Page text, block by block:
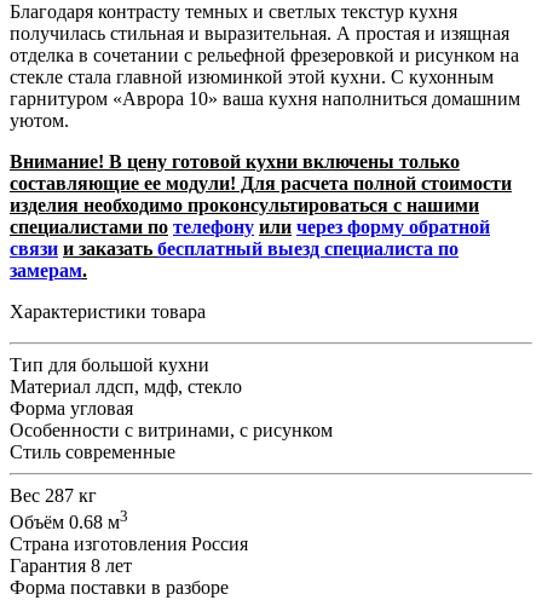
Благодаря контрасту темных и светлых текстур кухня
получилась стильная и выразительная. А простая и изящная
отделка в сочетании с рельефной фрезеровкой и рисунком на
стекле стала главной изюминкой этой кухни. С кухонным
гарнитуром «Аврора 10» ваша кухня наполниться домашним
уютом.
Внимание! В цену готовой кухни включены только
составляющие ее модули! Для расчета полной стоимости
изделия необходимо проконсультироваться с нашими
специалистами по телефону или через форму обратной
связи и заказать бесплатный выезд специалиста по
замерам.
Характеристики товара
Тип для большой кухни
Материал лдсп, мдф, стекло
Форма угловая
Особенности с витринами, с рисунком
Стиль современные
Вес 287 кг
Объём 0.68 м3
Страна изготовления Россия
Гарантия 8 лет
Форма поставки в разборе